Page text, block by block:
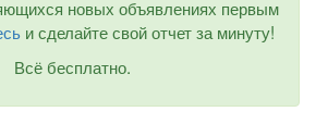
новых объявлениях первым
и сделайте свой отчет за минуту!
Всё бесплатно.